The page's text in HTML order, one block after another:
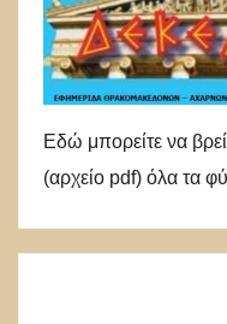
Εδώ μπορείτε να
(αρχείο pdf) όλα τα